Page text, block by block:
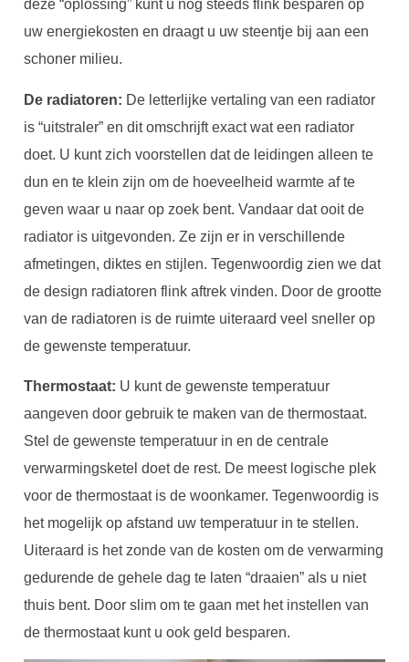
deze “oplossing” kunt u nog steeds flink besparen op
uw energiekosten en draagt u uw steentje bij aan een
schoner milieu.
De radiatoren: De letterlijke vertaling van een radiator
is “uitstraler” en dit omschrijft exact wat een radiator
doet. U kunt zich voorstellen dat de leidingen alleen te
dun en te klein zijn om de hoeveelheid warmte af te
geven waar u naar op zoek bent. Vandaar dat ooit de
radiator is uitgevonden. Ze zijn er in verschillende
afmetingen, diktes en stijlen. Tegenwoordig zien we dat
de design radiatoren flink aftrek vinden. Door de grootte
van de radiatoren is de ruimte uiteraard veel sneller op
de gewenste temperatuur.
Thermostaat: U kunt de gewenste temperatuur
aangeven door gebruik te maken van de thermostaat.
Stel de gewenste temperatuur in en de centrale
verwarmingsketel doet de rest. De meest logische plek
voor de thermostaat is de woonkamer. Tegenwoordig is
het mogelijk op afstand uw temperatuur in te stellen.
Uiteraard is het zonde van de kosten om de verwarming
gedurende de gehele dag te laten “draaien” als u niet
thuis bent. Door slim om te gaan met het instellen van
de thermostaat kunt u ook geld besparen.